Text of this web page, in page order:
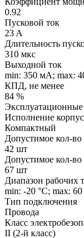
0.92
Пусковой ток
23 A
Длительность
310 мкс
Выходной ток
min: 350 мA; max:
КПД, не менее
84 %
Эксплуатационные
Исполнение
Компактный
Допустимое кол-
42 шт
Допустимое кол-
67 шт
Диапазон рабочих
min: -20 °C; max: 60
Тип подключения
Провода
Класс
II (2-й класс)